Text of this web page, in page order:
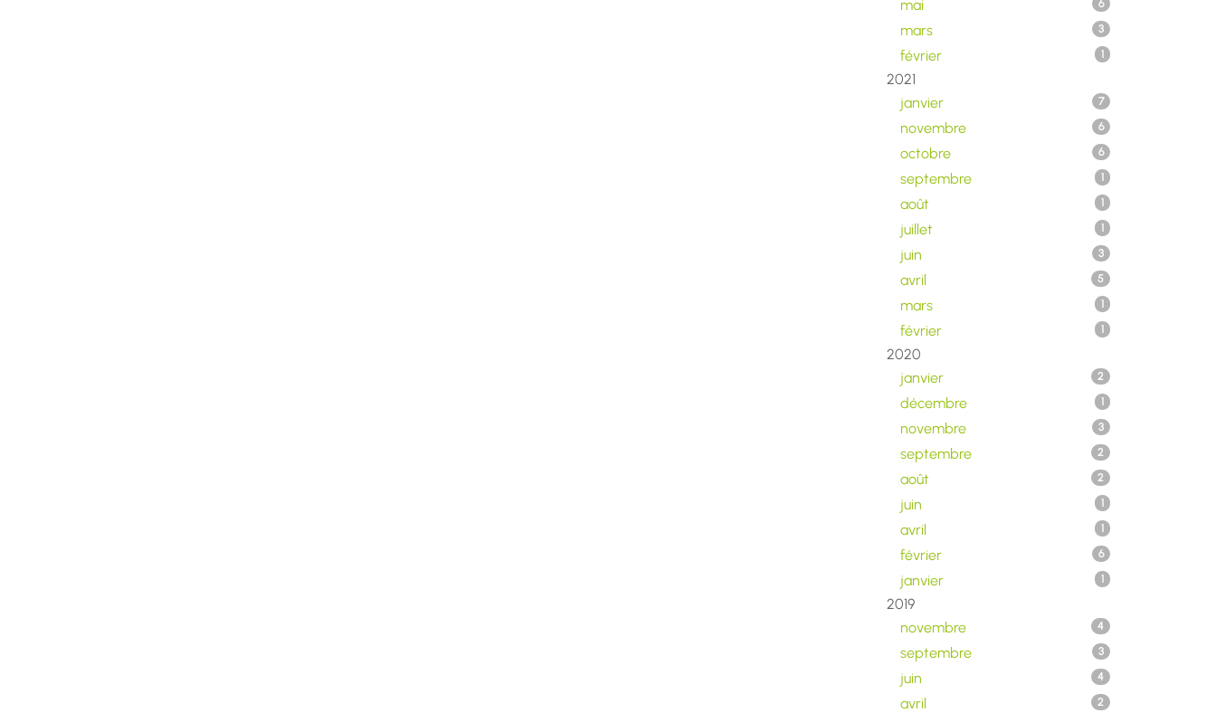
mai 6
mars 3
février 1
2021
janvier
7
novembre 6
octobre 6
septembre 1
août 1
juillet 1
juin 3
avril 5
mars 1
février 1
2020
janvier
2
décembre 1
novembre 3
septembre 2
août 2
juin 1
avril 1
février 6
janvier 1
2019
novembre
4
septembre 3
juin 4
avril 2